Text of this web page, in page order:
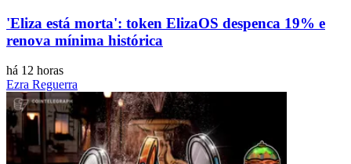
'Eliza está morta': token ElizaOS despenca 19% e
renova mínima histórica
há 12 horas
Ezra Reguerra